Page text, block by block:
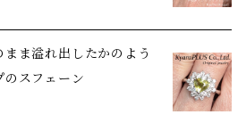
ま溢れ出したかのよう
のスフェーン